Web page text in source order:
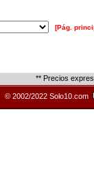
[Pág.
** Precios
© 2002/2022 Solo10.com